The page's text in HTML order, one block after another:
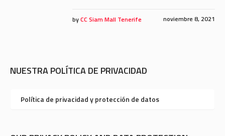
noviembre 8, 2021
byCC Siam Mall Tenerife
NUESTRA POLÍTICA DE PRIVACIDAD
Política de privacidad y protección de datos